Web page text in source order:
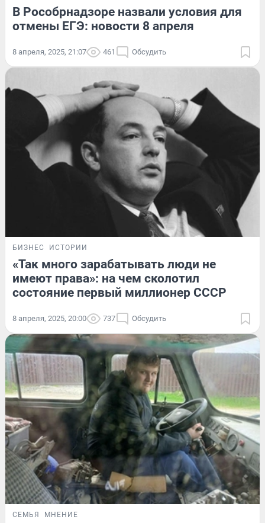
В Рособрнадзоре назвали условия для
отмены ЕГЭ: новости 8 апреля
8 апреля, 2025, 21:07 461 Обсудить
БИЗНЕС ИСТОРИИ
«Так много зарабатывать люди не
имеют права»: на чем сколотил
состояние первый миллионер СССР
8 апреля, 2025, 20:00 737 Обсудить
СЕМЬЯ МНЕНИЕ